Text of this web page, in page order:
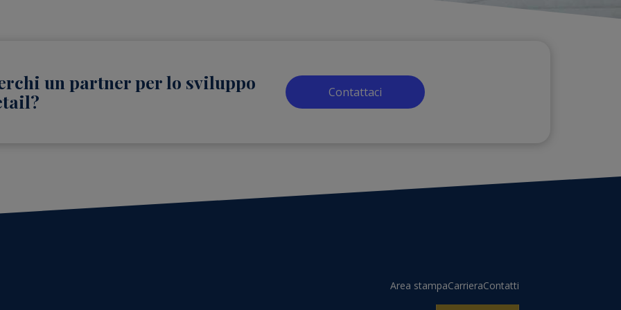
un partner per lo sviluppo
Contattaci
Area stampaCarrieraContatti